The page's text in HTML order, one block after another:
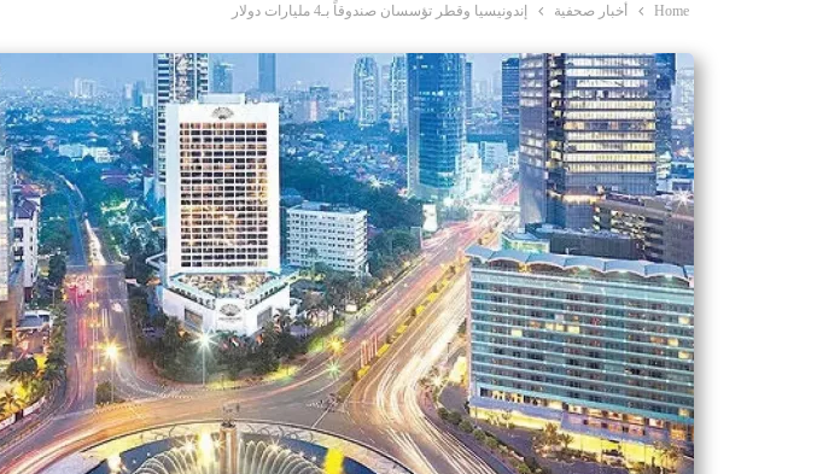
Home أخبار صحفية إندونيسيا وقطر تؤسسان صندوقاً بـ4 مليارات دولار